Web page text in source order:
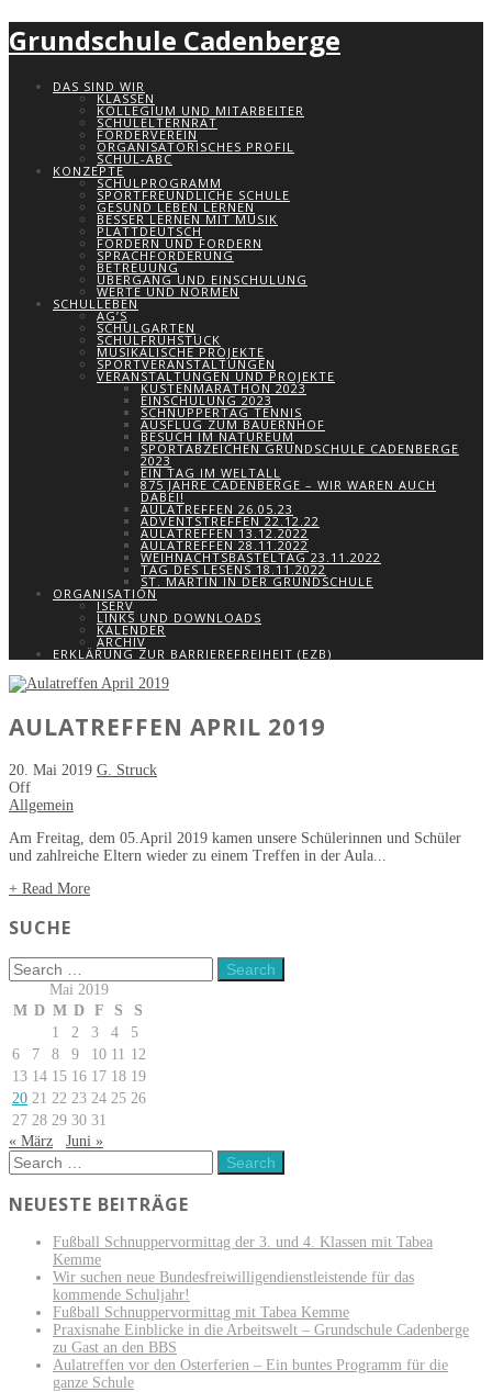
Grundschule Cadenberge
DAS SIND WIR
KLASSEN
KOLLEGIUM UND MITARBEITER
SCHULELTERNRAT
FÖRDERVEREIN
ORGANISATORISCHES PROFIL
SCHUL-ABC
KONZEPTE
SCHULPROGRAMM
SPORTFREUNDLICHE SCHULE
GESUND LEBEN LERNEN
BESSER LERNEN MIT MUSIK
PLATTDEUTSCH
FÖRDERN UND FORDERN
SPRACHFÖRDERUNG
BETREUUNG
ÜBERGANG UND EINSCHULUNG
WERTE UND NORMEN
SCHULLEBEN
AG’S
SCHULGARTEN
SCHULFRÜHSTÜCK
MUSIKALISCHE PROJEKTE
SPORTVERANSTALTUNGEN
VERANSTALTUNGEN UND PROJEKTE
KÜSTENMARATHON 2023
EINSCHULUNG 2023
SCHNUPPERTAG TENNIS
AUSFLUG ZUM BAUERNHOF
BESUCH IM NATUREUM
SPORTABZEICHEN GRUNDSCHULE CADENBERGE
2023
EIN TAG IM WELTALL
875 JAHRE CADENBERGE – WIR WAREN AUCH
DABEI!
AULATREFFEN 26.05.23
ADVENTSTREFFEN 22.12.22
AULATREFFEN 13.12.2022
AULATREFFEN 28.11.2022
WEIHNACHTSBASTELTAG 23.11.2022
TAG DES LESENS 18.11.2022
ST. MARTIN IN DER GRUNDSCHULE
ORGANISATION
ISERV
LINKS UND DOWNLOADS
KALENDER
ARCHIV
ERKLÄRUNG ZUR BARRIEREFREIHEIT (EZB)
AULATREFFEN APRIL 2019
20. Mai 2019 G. Struck
Off
Allgemein
Am Freitag, dem 05.April 2019 kamen unsere Schülerinnen und Schüler
und zahlreiche Eltern wieder zu einem Treffen in der Aula...
+ Read More
SUCHE
Mai 2019
M D M D F S
S
1
2 3 4
5
6
7 8 9 10 11 12
13 14 15 16 17 18 19
20 21 22 23 24 25 26
27 28 29 30 31
« März
Juni »
NEUESTE BEITRÄGE
Fußball Schnuppervormittag der 3. und 4. Klassen mit Tabea
Kemme
Wir suchen neue Bundesfreiwilligendienstleistende für das
kommende Schuljahr!
Fußball Schnuppervormittag mit Tabea Kemme
Praxisnahe Einblicke in die Arbeitswelt – Grundschule Cadenberge
zu Gast an den BBS
Aulatreffen vor den Osterferien – Ein buntes Programm für die
ganze Schule